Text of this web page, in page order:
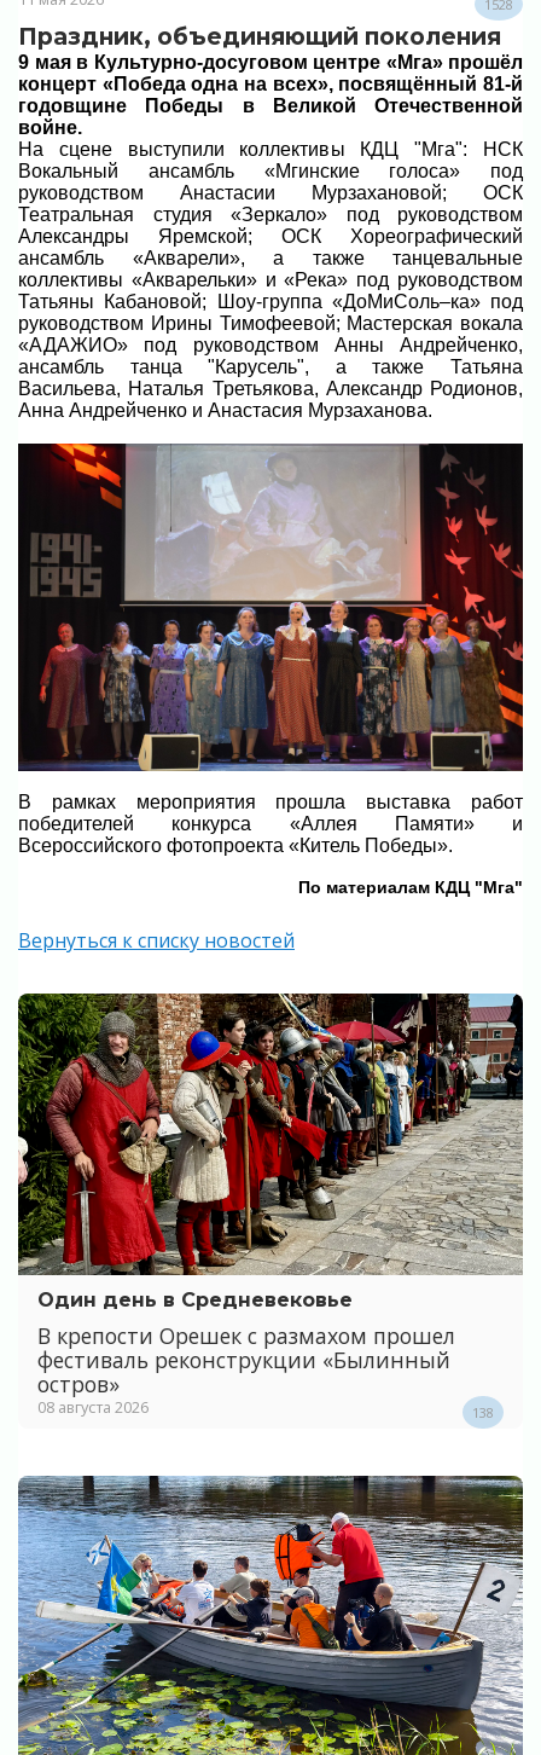
1528
Праздник, объединяющий поколения
9 мая в Культурно-досуговом центре «Мга» прошёл
концерт «Победа одна на всех», посвящённый 81-й
годовщине Победы в Великой Отечественной
войне.
На сцене выступили коллективы КДЦ "Мга": НСК
Вокальный ансамбль «Мгинские голоса» под
руководством Анастасии Мурзахановой; ОСК
Театральная студия «Зеркало» под руководством
Александры Яремской; ОСК Хореографический
ансамбль «Акварели», а также танцевальные
коллективы «Акварельки» и «Река» под руководством
Татьяны Кабановой; Шоу-группа «ДоМиСоль–ка» под
руководством Ирины Тимофеевой; Мастерская вокала
«АДАЖИО» под руководством Анны Андрейченко,
ансамбль танца "Карусель", а также Татьяна
Васильева, Наталья Третьякова, Александр Родионов,
Анна Андрейченко и Анастасия Мурзаханова.
В рамках мероприятия прошла выставка работ
победителей конкурса «Аллея Памяти» и
Всероссийского фотопроекта «Китель Победы».
По материалам КДЦ "Мга"
Вернуться к списку новостей
Один день в Средневековье
В крепости Орешек с размахом прошел
фестиваль реконструкции «Былинный
остров»
08 августа 2026 138